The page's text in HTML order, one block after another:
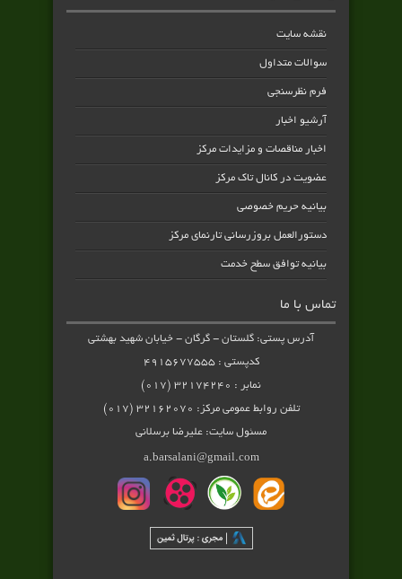
نقشه سایت
سوالات متداول
فرم نظرسنجی
آرشیو اخبار
اخبار مناقصات و مزایدات مرکز
عضویت در کانال تاک مرکز
بیانیه حریم خصوصی
دستورالعمل بروزرسانی تارنمای مرکز
بیانیه توافق سطح خدمت
تماس با ما
آدرس پستی: گلستان - گرگان - خیابان شهید بهشتی
کدپستی : ۴۹۱۵۶۷۷۵۵۵
نمابر : ۳۲۱۷۴۲۴۰ (۰۱۷)
تلفن روابط عمومی مرکز: ۳۲۱۶۲۰۷۰ (۰۱۷)
مسئول سایت: علیرضا برسلانی
a.barsalani@gmail.com